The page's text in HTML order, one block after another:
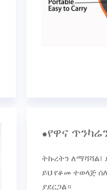
●የዋና
ትኩረትን ለማሻሻል፣
ይህ የቆመ ተወላጅ
ያደርጋል።